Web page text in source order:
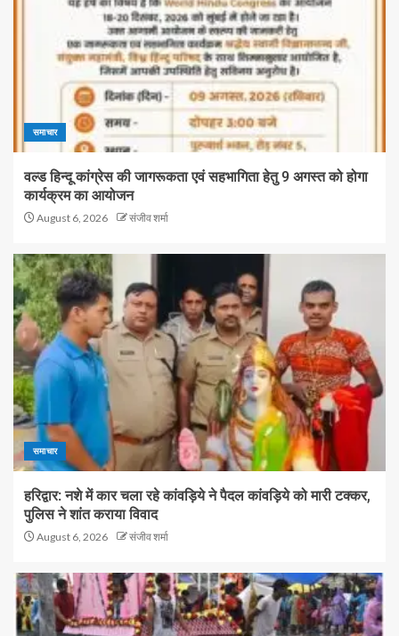
समाचार
वल्ड हिन्दू कांग्रेस की जागरूकता एवं सहभागिता हेतु 9 अगस्त को होगा
कार्यक्रम का आयोजन
August 6, 2026 संजीव शर्मा
समाचार
हरिद्वार: नशे में कार चला रहे कांवड़िये ने पैदल कांवड़िये को मारी टक्कर,
पुलिस ने शांत कराया विवाद
August 6, 2026 संजीव शर्मा